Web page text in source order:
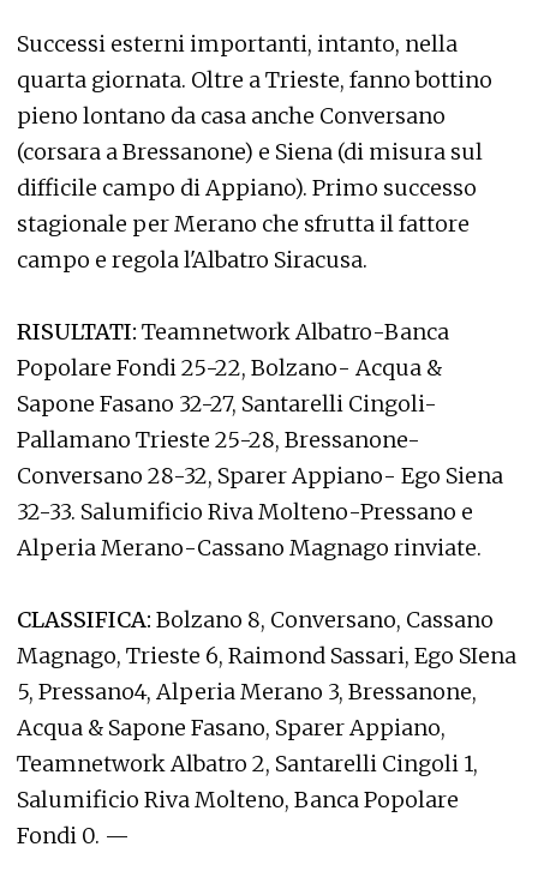
Successi esterni importanti, intanto, nella
quarta giornata. Oltre a Trieste, fanno bottino
pieno lontano da casa anche Conversano
(corsara a Bressanone) e Siena (di misura sul
difficile campo di Appiano). Primo successo
stagionale per Merano che sfrutta il fattore
campo e regola l'Albatro Siracusa.
RISULTATI: Teamnetwork Albatro-Banca
Popolare Fondi 25-22, Bolzano- Acqua &
Sapone Fasano 32-27, Santarelli Cingoli-
Pallamano Trieste 25-28, Bressanone-
Conversano 28-32, Sparer Appiano- Ego Siena
32-33. Salumificio Riva Molteno-Pressano e
Alperia Merano-Cassano Magnago rinviate.
CLASSIFICA: Bolzano 8, Conversano, Cassano
Magnago, Trieste 6, Raimond Sassari, Ego SIena
5, Pressano4, Alperia Merano 3, Bressanone,
Acqua & Sapone Fasano, Sparer Appiano,
Teamnetwork Albatro 2, Santarelli Cingoli 1,
Salumificio Riva Molteno, Banca Popolare
Fondi 0. —